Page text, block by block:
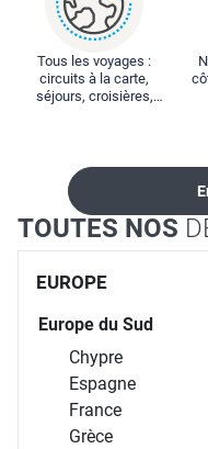
Tous les voyages :
circuits à la carte,
séjours, croisières,
TOUTES NOS
EUROPE
Europe du Sud
Chypre
Espagne
France
Grèce